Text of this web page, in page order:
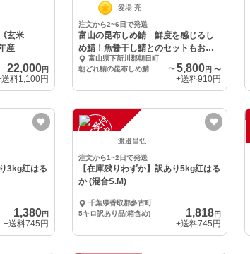
玄米
産
22,000円
料1,100円
愛場 亮
注文から2~6日で発送
富山の昆布しめ鯖 鮮度を感じるし
め鯖！魚醤干し鯖とのセットもおす
すめ富山県下新川郡朝日町
〜 5,800円〜
+送料910円
3kg紅はる
1,380円
+送料745円
注
文
受
付
停
止
中 渡邉昌弘
注文から1~2日で発送
【在庫残りわずか】訳あり5kg紅はる
か (混合S.M)
千葉県香取郡多古町
5キロ訳あり品(箱含め)
1,818円
+送料745円